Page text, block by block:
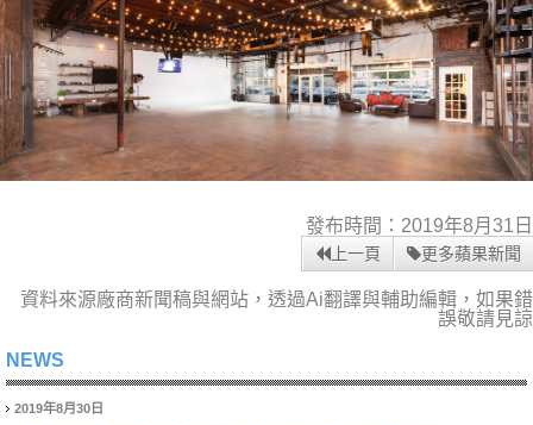
發布時間：2019年8月31日
上一頁 更多蘋果新聞
資料來源廠商新聞稿與網站，透過Ai翻譯與輔助編輯，如果錯
誤敬請見諒
NEWS
2019年8月30日